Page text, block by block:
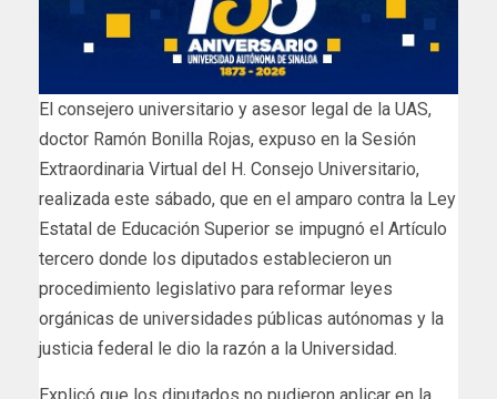
El consejero universitario y asesor legal de la UAS,
doctor Ramón Bonilla Rojas, expuso en la Sesión
Extraordinaria Virtual del H. Consejo Universitario,
realizada este sábado, que en el amparo contra la Ley
Estatal de Educación Superior se impugnó el Artículo
tercero donde los diputados establecieron un
procedimiento legislativo para reformar leyes
orgánicas de universidades públicas autónomas y la
justicia federal le dio la razón a la Universidad.